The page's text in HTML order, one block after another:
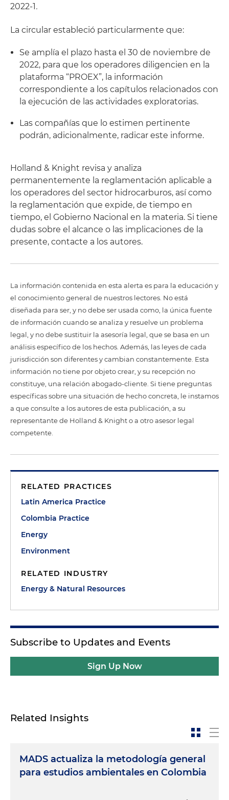
2022-1.
La circular estableció particularmente que:
Se amplía el plazo hasta el 30 de noviembre de
2022, para que los operadores diligencien en la
plataforma “PROEX”, la información
correspondiente a los capítulos relacionados con
la ejecución de las actividades exploratorias.
Las compañías que lo estimen pertinente
podrán, adicionalmente, radicar este informe.
Holland & Knight revisa y analiza
permanentemente la reglamentación aplicable a
los operadores del sector hidrocarburos, así como
la reglamentación que expide, de tiempo en
tiempo, el Gobierno Nacional en la materia. Si tiene
dudas sobre el alcance o las implicaciones de la
presente, contacte a los autores.
La información contenida en esta alerta es para la educación y
el conocimiento general de nuestros lectores. No está
diseñada para ser, y no debe ser usada como, la única fuente
de información cuando se analiza y resuelve un problema
legal, y no debe sustituir la asesoría legal, que se basa en un
análisis específico de los hechos. Además, las leyes de cada
jurisdicción son diferentes y cambian constantemente. Esta
información no tiene por objeto crear, y su recepción no
constituye, una relación abogado-cliente. Si tiene preguntas
específicas sobre una situación de hecho concreta, le instamos
a que consulte a los autores de esta publicación, a su
representante de Holland & Knight o a otro asesor legal
competente.
RELATED PRACTICES
Latin America Practice
Colombia Practice
Energy
Environment
RELATED INDUSTRY
Energy & Natural Resources
Subscribe to Updates and Events
Sign Up Now
Related Insights
MADS actualiza la metodología general
para estudios ambientales en Colombia